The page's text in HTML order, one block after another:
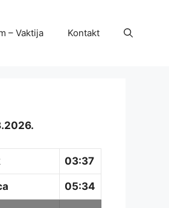
– Vaktija Kontakt
03:37
05:34